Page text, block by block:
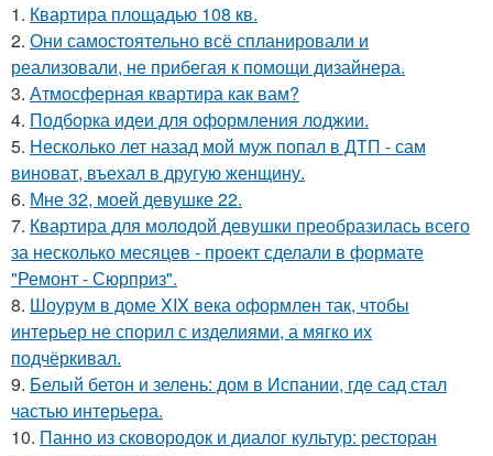
1. Квартира площадью 108 кв.
2. Они самостоятельно всё спланировали и
реализовали, не прибегая к помощи дизайнера.
3. Атмосферная квартира как вам?
4. Подборка идеи для оформления лоджии.
5. Несколько лет назад мой муж попал в ДТП - сам
виноват, въехал в другую женщину.
6. Мне 32, моей девушке 22.
7. Квартира для молодой девушки преобразилась всего
за несколько месяцев - проект сделали в формате
"Ремонт - Сюрприз".
8. Шоурум в доме XIX века оформлен так, чтобы
интерьер не спорил с изделиями, а мягко их
подчёркивал.
9. Белый бетон и зелень: дом в Испании, где сад стал
частью интерьера.
10. Панно из сковородок и диалог культур: ресторан